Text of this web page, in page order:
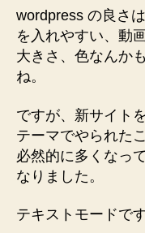
て
き
た
wordpress の良さ
を入れやすい、動
大きさ、色なんか
ね。
ですが、新サイト
テーマでやられた
必然的に多くなっ
なりました。
テキストモードです